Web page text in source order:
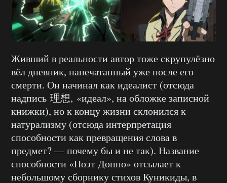
Живший в реальности автор тоже скрупулёзно
вёл дневник, напечатанный уже после его
смерти. Он начинал как идеалист (отсюда
надпись 理想, «идеал», на обложке записной
книжки), но к концу жизни склонился к
натурализму (отсюда интерпретация
способности как превращения слова в
предмет? — почему бы и не так). Название
способности «Поэт Доппо» отсылает к
небольшому сборнику стихов Куникиды, в